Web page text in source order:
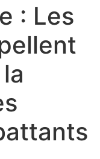
: Les